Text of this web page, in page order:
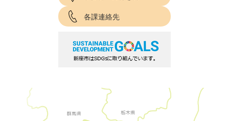
各課連絡先